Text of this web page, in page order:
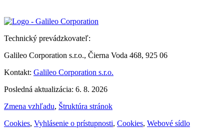
Technický prevádzkovateľ:
Galileo Corporation s.r.o., Čierna Voda 468, 925 06
Kontakt: Galileo Corporation s.r.o.
Posledná aktualizácia: 6. 8. 2026
Zmena vzhľadu, Štruktúra stránok
Cookies, Vyhlásenie o prístupnosti, Cookies, Webové sídlo